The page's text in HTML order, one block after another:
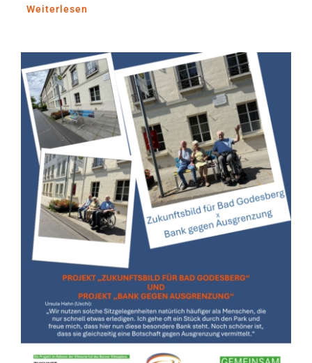
Weiterlesen